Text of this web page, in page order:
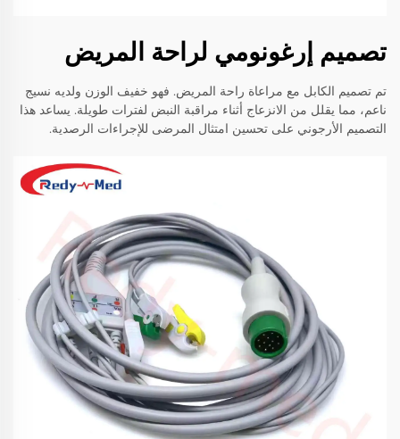
تصميم إرغونومي لراحة المريض
تم تصميم الكابل مع مراعاة راحة المريض. فهو خفيف الوزن ولديه نسيج
ناعم، مما يقلل من الانزعاج أثناء مراقبة النبض لفترات طويلة. يساعد هذا
التصميم الأرجوني على تحسين امتثال المرضى للإجراءات الرصدية.